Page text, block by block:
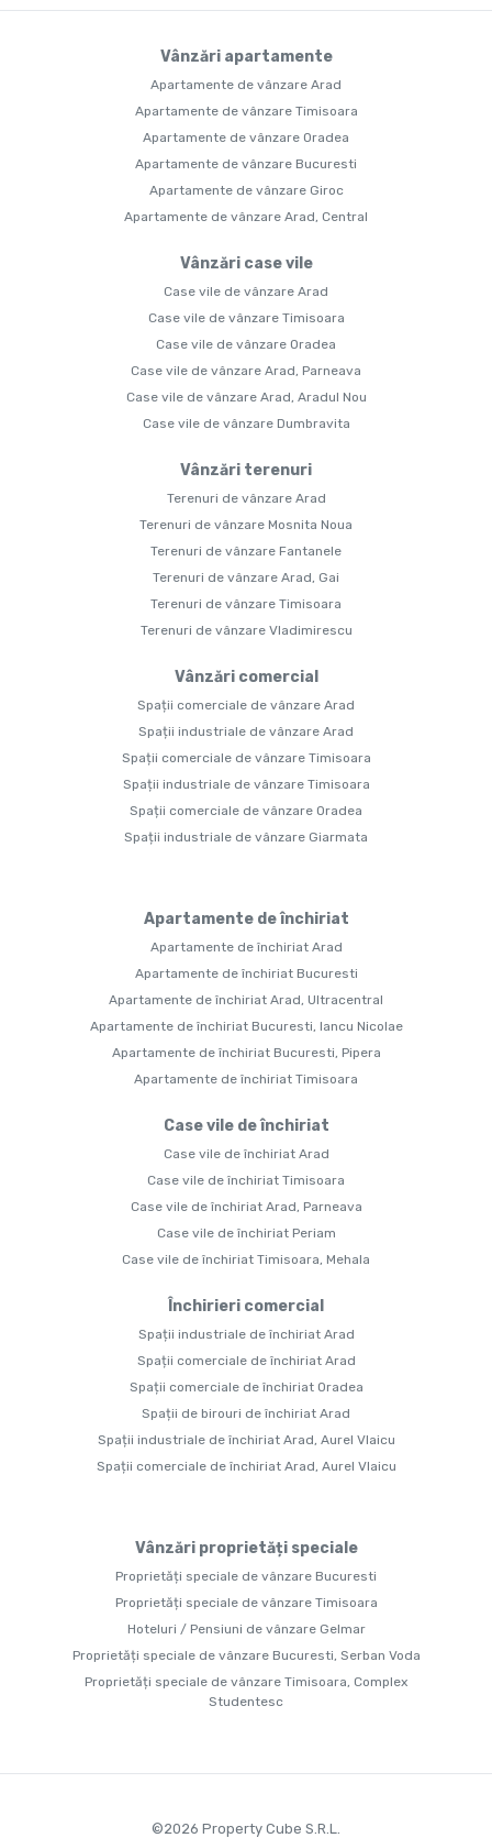
Vânzări apartamente
Apartamente de vânzare Arad
Apartamente de vânzare Timisoara
Apartamente de vânzare Oradea
Apartamente de vânzare Bucuresti
Apartamente de vânzare Giroc
Apartamente de vânzare Arad, Central
Vânzări case vile
Case vile de vânzare Arad
Case vile de vânzare Timisoara
Case vile de vânzare Oradea
Case vile de vânzare Arad, Parneava
Case vile de vânzare Arad, Aradul Nou
Case vile de vânzare Dumbravita
Vânzări terenuri
Terenuri de vânzare Arad
Terenuri de vânzare Mosnita Noua
Terenuri de vânzare Fantanele
Terenuri de vânzare Arad, Gai
Terenuri de vânzare Timisoara
Terenuri de vânzare Vladimirescu
Vânzări comercial
Spații comerciale de vânzare Arad
Spații industriale de vânzare Arad
Spații comerciale de vânzare Timisoara
Spații industriale de vânzare Timisoara
Spații comerciale de vânzare Oradea
Spații industriale de vânzare Giarmata
Apartamente de închiriat
Apartamente de închiriat Arad
Apartamente de închiriat Bucuresti
Apartamente de închiriat Arad, Ultracentral
Apartamente de închiriat Bucuresti, Iancu Nicolae
Apartamente de închiriat Bucuresti, Pipera
Apartamente de închiriat Timisoara
Case vile de închiriat
Case vile de închiriat Arad
Case vile de închiriat Timisoara
Case vile de închiriat Arad, Parneava
Case vile de închiriat Periam
Case vile de închiriat Timisoara, Mehala
Închirieri comercial
Spații industriale de închiriat Arad
Spații comerciale de închiriat Arad
Spații comerciale de închiriat Oradea
Spații de birouri de închiriat Arad
Spații industriale de închiriat Arad, Aurel Vlaicu
Spații comerciale de închiriat Arad, Aurel Vlaicu
Vânzări proprietăți speciale
Proprietăți speciale de vânzare Bucuresti
Proprietăți speciale de vânzare Timisoara
Hoteluri / Pensiuni de vânzare Gelmar
Proprietăți speciale de vânzare Bucuresti, Serban Voda
Proprietăți speciale de vânzare Timisoara, Complex
Studentesc
©2026 Property Cube S.R.L.